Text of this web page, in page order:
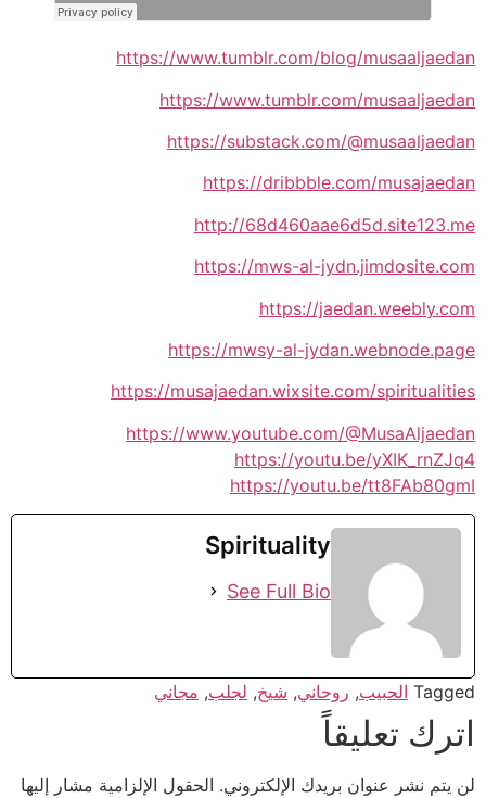
https://www.tumblr.com/blog/musaaljaedan
https://www.tumblr.com/musaaljaedan
https://substack.com/@musaaljaedan
https://dribbble.com/musajaedan
http://68d460aae6d5d.site123.me
https://mws-al-jydn.jimdosite.com
https://jaedan.weebly.com
https://mwsy-al-jydan.webnode.page
https://musajaedan.wixsite.com/spiritualities
https://www.youtube.com/@MusaAljaedan
https://youtu.be/yXIK_rnZJq4
https://youtu.be/tt8FAb80gmI
Spirituality
See Full Bio
Tagged الحبيب, روحاني, شيخ, لجلب, مجاني
اترك تعليقاً
لن يتم نشر عنوان بريدك الإلكتروني. الحقول الإلزامية مشار إليها